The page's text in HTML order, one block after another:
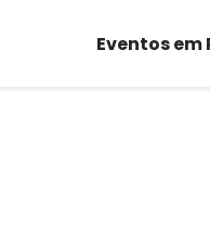
Eventos em